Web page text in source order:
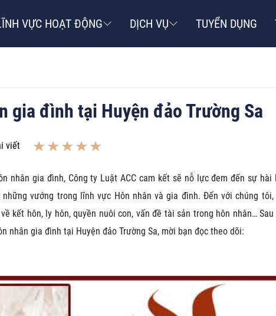
VỰC HOẠT ĐỘNG DỊCH VỤ TUYỂN DỤNG
gia đình tại Huyện đảo Trường Sa
viết
nhân gia đình, Công ty Luật ACC cam kết sẽ nỗ lực đem đến sự hài
vướng trong lĩnh vực Hôn nhân và gia đình. Đến với chúng tôi,
kết hôn, ly hôn, quyền nuôi con, vấn đề tài sản trong hôn nhân… Sau
nhân gia đình tại Huyện đảo Trường Sa, mời bạn đọc theo dõi: